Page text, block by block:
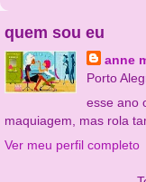
quem sou eu
anne
Porto
esse ano
maquiagem, mas rola
Ver meu perfil completo